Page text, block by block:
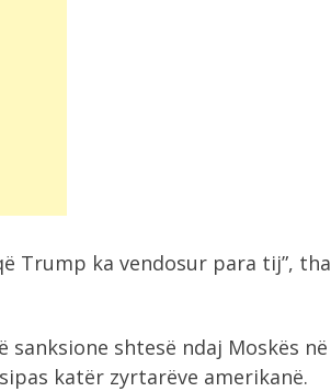
Trump ka vendosur para tij”, tha
shtesë ndaj Moskës në
katër zyrtarëve amerikanë.